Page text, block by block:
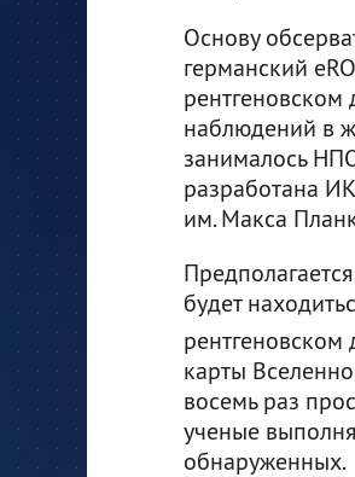
Основу
германский
рентгеновском
наблюдений в
занималось
разработана
им. Макса
будет
рентгеновском
карты
восемь раз
ученые
обнаруженных.